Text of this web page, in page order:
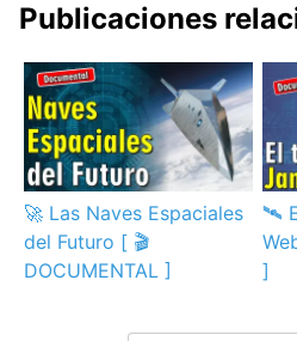
Publicaciones
🚀 Las Naves Espaciales
del Futuro [ 🎬
DOCUMENTAL ]
🛰️
]